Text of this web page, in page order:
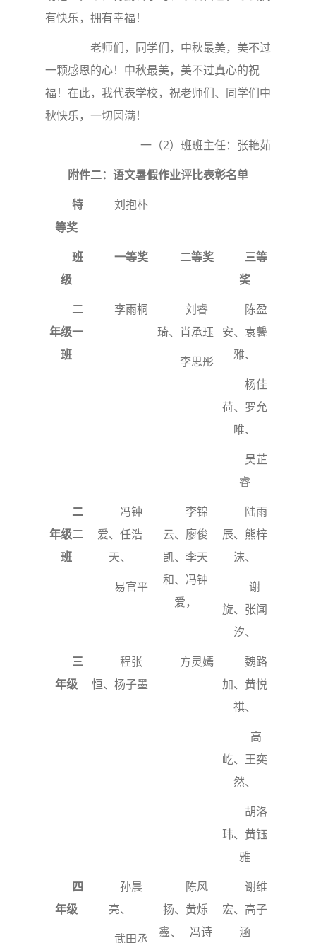
有快乐，拥有幸福！
老师们，同学们，中秋最美，美不过
一颗感恩的心！中秋最美，美不过真心的祝
福！在此，我代表学校，祝老师们、同学们中
秋快乐，一切圆满！
一（2）班班主任：张艳茹
附件二：语文暑假作业评比表彰名单
特
等奖
刘抱朴
班
级
一等奖 二等奖
三等
奖
二
年级一
班
李雨桐
刘睿
琦、肖承珏
李思彤
陈盈
安、袁馨
雅、
杨佳
荷、罗允
唯、
吴芷
睿
二
年级二
班
冯钟
爱、任浩
天、
易官平
李锦
云、廖俊
凯、李天
和、冯钟
爱，
陆雨
辰、熊梓
沫、
谢
旋、张闻
汐、
三
年级
程张
恒、杨子墨
方灵嫣
魏路
加、黄悦
祺、
高
屹、王奕
然、
胡洛
玮、黄钰
雅
四
年级
孙晨
亮、
武田丞
陈风
扬、黄烁
鑫、 冯诗
谢维
宏、高子
涵